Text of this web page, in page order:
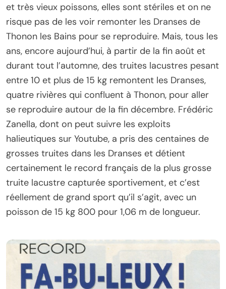
et très vieux poissons, elles sont stériles et on ne
risque pas de les voir remonter les Dranses de
Thonon les Bains pour se reproduire. Mais, tous les
ans, encore aujourd’hui, à partir de la fin août et
durant tout l’automne, des truites lacustres pesant
entre 10 et plus de 15 kg remontent les Dranses,
quatre rivières qui confluent à Thonon, pour aller
se reproduire autour de la fin décembre. Frédéric
Zanella, dont on peut suivre les exploits
halieutiques sur Youtube, a pris des centaines de
grosses truites dans les Dranses et détient
certainement le record français de la plus grosse
truite lacustre capturée sportivement, et c’est
réellement de grand sport qu’il s’agit, avec un
poisson de 15 kg 800 pour 1,06 m de longueur.